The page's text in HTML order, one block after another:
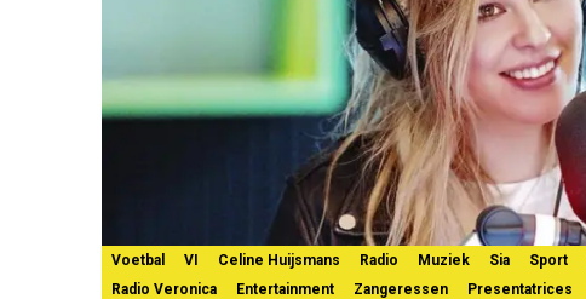
Voetbal VI Celine Huijsmans Radio Muziek Sia Sport
Radio Veronica
Entertainment Zangeressen Presentatrices